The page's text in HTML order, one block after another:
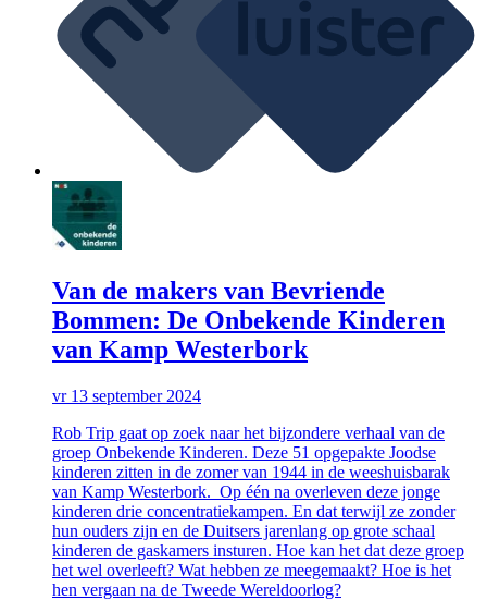
Van de makers van Bevriende
Bommen: De Onbekende Kinderen
van Kamp Westerbork
vr 13 september 2024
Rob Trip gaat op zoek naar het bijzondere verhaal van de
groep Onbekende Kinderen. Deze 51 opgepakte Joodse
kinderen zitten in de zomer van 1944 in de weeshuisbarak
van Kamp Westerbork. Op één na overleven deze jonge
kinderen drie concentratiekampen. En dat terwijl ze zonder
hun ouders zijn en de Duitsers jarenlang op grote schaal
kinderen de gaskamers insturen. Hoe kan het dat deze groep
het wel overleeft? Wat hebben ze meegemaakt? Hoe is het
hen vergaan na de Tweede Wereldoorlog?